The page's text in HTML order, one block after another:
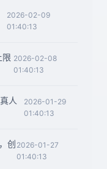
2026-02-09
01:40:13
限 2026-02-08
01:40:13
人
2026-01-29
01:40:13
创 2026-01-27
01:40:13